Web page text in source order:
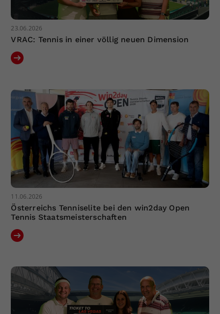
23.06.2026
VRAC: Tennis in einer völlig neuen Dimension
11.06.2026
Österreichs Tenniselite bei den win2day Open
Tennis Staatsmeisterschaften